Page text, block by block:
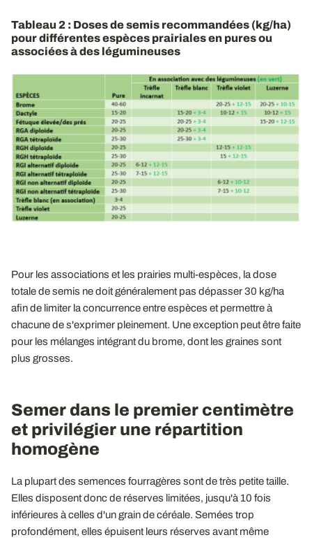
Tableau 2 : Doses de semis recommandées (kg/ha)
pour différentes espèces prairiales en pures ou
associées à des légumineuses
Pour les associations et les prairies multi-espèces, la dose
totale de semis ne doit généralement pas dépasser 30 kg/ha
afin de limiter la concurrence entre espèces et permettre à
chacune de s'exprimer pleinement. Une exception peut être faite
pour les mélanges intégrant du brome, dont les graines sont
plus grosses.
Semer dans le premier centimètre
et privilégier une répartition
homogène
La plupart des semences fourragères sont de très petite taille.
Elles disposent donc de réserves limitées, jusqu'à 10 fois
inférieures à celles d'un grain de céréale. Semées trop
profondément, elles épuisent leurs réserves avant même